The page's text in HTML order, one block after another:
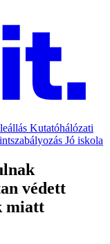
Kutatóhálózati
Jó iskola
védett
miatt